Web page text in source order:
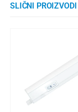
SLIČNI PROIZVODI